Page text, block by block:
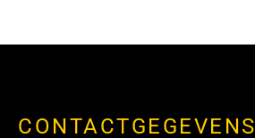
CONTACTGEGEVENS